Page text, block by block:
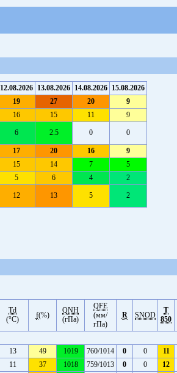
12.08.2026 13.08.2026 14.08.2026 15.08.2026
19 27 20
9
16 15 11
9
6 2.5 0 0
17 20 16
9
15 14 7
5
5 6 4
2
12 13 5 2
Тd
(°С)
f(%)
QNH
(гПа)
QFE
(мм/
гПа)
R SNOD
T
850
13 49 1019 760/1014 0 0 11
11 37 1018 759/1013 0 0 12